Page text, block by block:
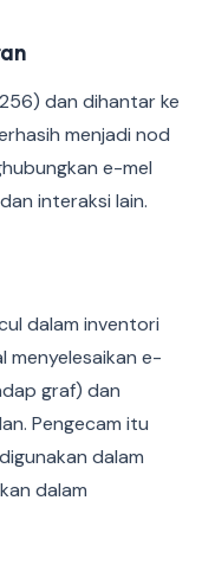
dan dihantar ke
menjadi nod
e-mel
interaksi lain.
dalam inventori
menyelesaikan e-
graf) dan
Pengecam itu
dalam
dalam